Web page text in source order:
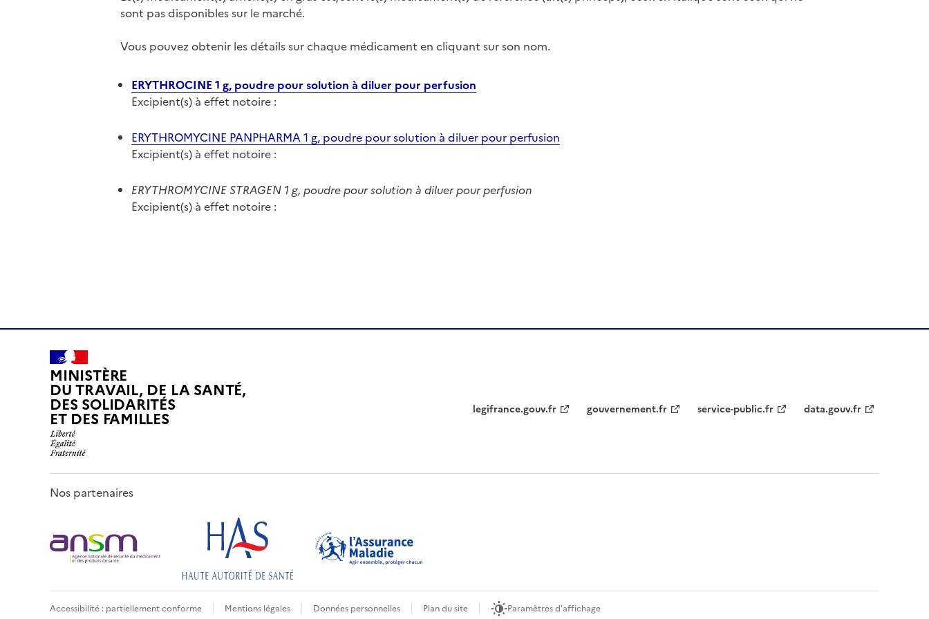
sont pas disponibles sur le marché.
Vous pouvez obtenir les détails sur chaque médicament en cliquant sur son nom.
ERYTHROCINE 1 g, poudre pour solution à diluer pour perfusion
Excipient(s) à effet notoire :
ERYTHROMYCINE PANPHARMA 1 g, poudre pour solution à diluer pour perfusion
Excipient(s) à effet notoire :
ERYTHROMYCINE STRAGEN 1 g, poudre pour solution à diluer pour perfusion
Excipient(s) à effet notoire :
MINISTÈRE
DU TRAVAIL, DE LA SANTÉ,
DES SOLIDARITÉS
ET DES FAMILLES legifrance.gouv.fr gouvernement.fr service-public.fr data.gouv.fr
Nos partenaires
Accessibilité : partiellement conforme Mentions légales Données personnelles Plan du site Paramètres d'affichage